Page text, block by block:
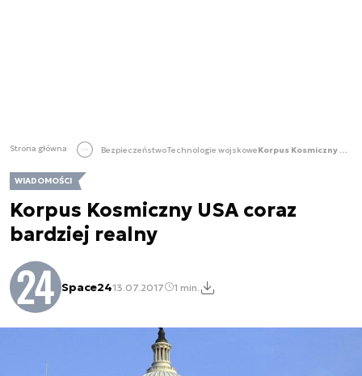
Strona główna BezpieczeństwoTechnologie wojskowe Korpus Kosmiczny USA coraz bardziej realny
WIADOMOŚCI
Korpus Kosmiczny USA coraz
bardziej realny
Space2413.07.2017 1 min.